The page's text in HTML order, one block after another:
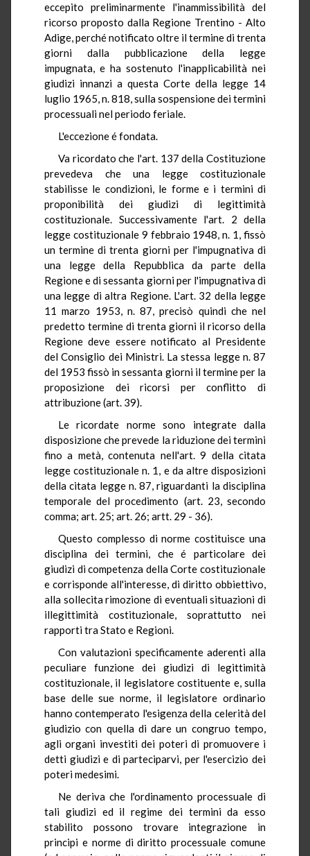
eccepito preliminarmente l'inammissibilità del
ricorso proposto dalla Regione Trentino - Alto
Adige, perché notificato oltre il termine di trenta
giorni dalla pubblicazione della legge
impugnata, e ha sostenuto l'inapplicabilità nei
giudizi innanzi a questa Corte della legge 14
luglio 1965, n. 818, sulla sospensione dei termini
processuali nel periodo feriale.
L'eccezione é fondata.
Va ricordato che l'art. 137 della Costituzione
prevedeva che una legge costituzionale
stabilisse le condizioni, le forme e i termini di
proponibilità dei giudizi di legittimità
costituzionale. Successivamente l'art. 2 della
legge costituzionale 9 febbraio 1948, n. 1, fissò
un termine di trenta giorni per l'impugnativa di
una legge della Repubblica da parte della
Regione e di sessanta giorni per l'impugnativa di
una legge di altra Regione. L'art. 32 della legge
11 marzo 1953, n. 87, precisò quindi che nel
predetto termine di trenta giorni il ricorso della
Regione deve essere notificato al Presidente
del Consiglio dei Ministri. La stessa legge n. 87
del 1953 fissò in sessanta giorni il termine per la
proposizione dei ricorsi per conflitto di
attribuzione (art. 39).
Le ricordate norme sono integrate dalla
disposizione che prevede la riduzione dei termini
fino a metà, contenuta nell'art. 9 della citata
legge costituzionale n. 1, e da altre disposizioni
della citata legge n. 87, riguardanti la disciplina
temporale del procedimento (art. 23, secondo
comma; art. 25; art. 26; artt. 29 - 36).
Questo complesso di norme costituisce una
disciplina dei termini, che é particolare dei
giudizi di competenza della Corte costituzionale
e corrisponde all'interesse, di diritto obbiettivo,
alla sollecita rimozione di eventuali situazioni di
illegittimità costituzionale, soprattutto nei
rapporti tra Stato e Regioni.
Con valutazioni specificamente aderenti alla
peculiare funzione dei giudizi di legittimità
costituzionale, il legislatore costituente e, sulla
base delle sue norme, il legislatore ordinario
hanno contemperato l'esigenza della celerità del
giudizio con quella di dare un congruo tempo,
agli organi investiti dei poteri di promuovere i
detti giudizi e di parteciparvi, per l'esercizio dei
poteri medesimi.
Ne deriva che l'ordinamento processuale di
tali giudizi ed il regime dei termini da esso
stabilito possono trovare integrazione in
principi e norme di diritto processuale comune